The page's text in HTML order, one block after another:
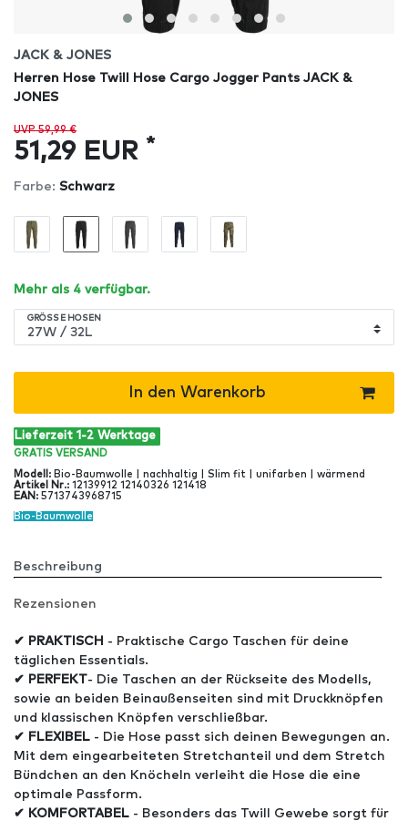
JACK & JONES
Herren Hose Twill Hose Cargo Jogger Pants JACK &
JONES
UVP 59,99 €
51,29 EUR *
Farbe: Schwarz
Mehr als 4 verfügbar.
GRÖSSE HOSEN
In den Warenkorb
Lieferzeit 1-2 Werktage
GRATIS VERSAND
Modell : Bio-Baumwolle | nachhaltig | Slim fit | unifarben | wärmend
Artikel Nr.: 12139912 12140326 121418
EAN : 5713743968715
Bio-Baumwolle
Beschreibung
Rezensionen
✔ PRAKTISCH - Praktische Cargo Taschen für deine
täglichen Essentials.
✔ PERFEKT- Die Taschen an der Rückseite des Modells,
sowie an beiden Beinaußenseiten sind mit Druckknöpfen
und klassischen Knöpfen verschließbar.
✔ FLEXIBEL - Die Hose passt sich deinen Bewegungen an.
Mit dem eingearbeiteten Stretchanteil und dem Stretch
Bündchen an den Knöcheln verleiht die Hose die eine
optimale Passform.
✔ KOMFORTABEL - Besonders das Twill Gewebe sorgt für